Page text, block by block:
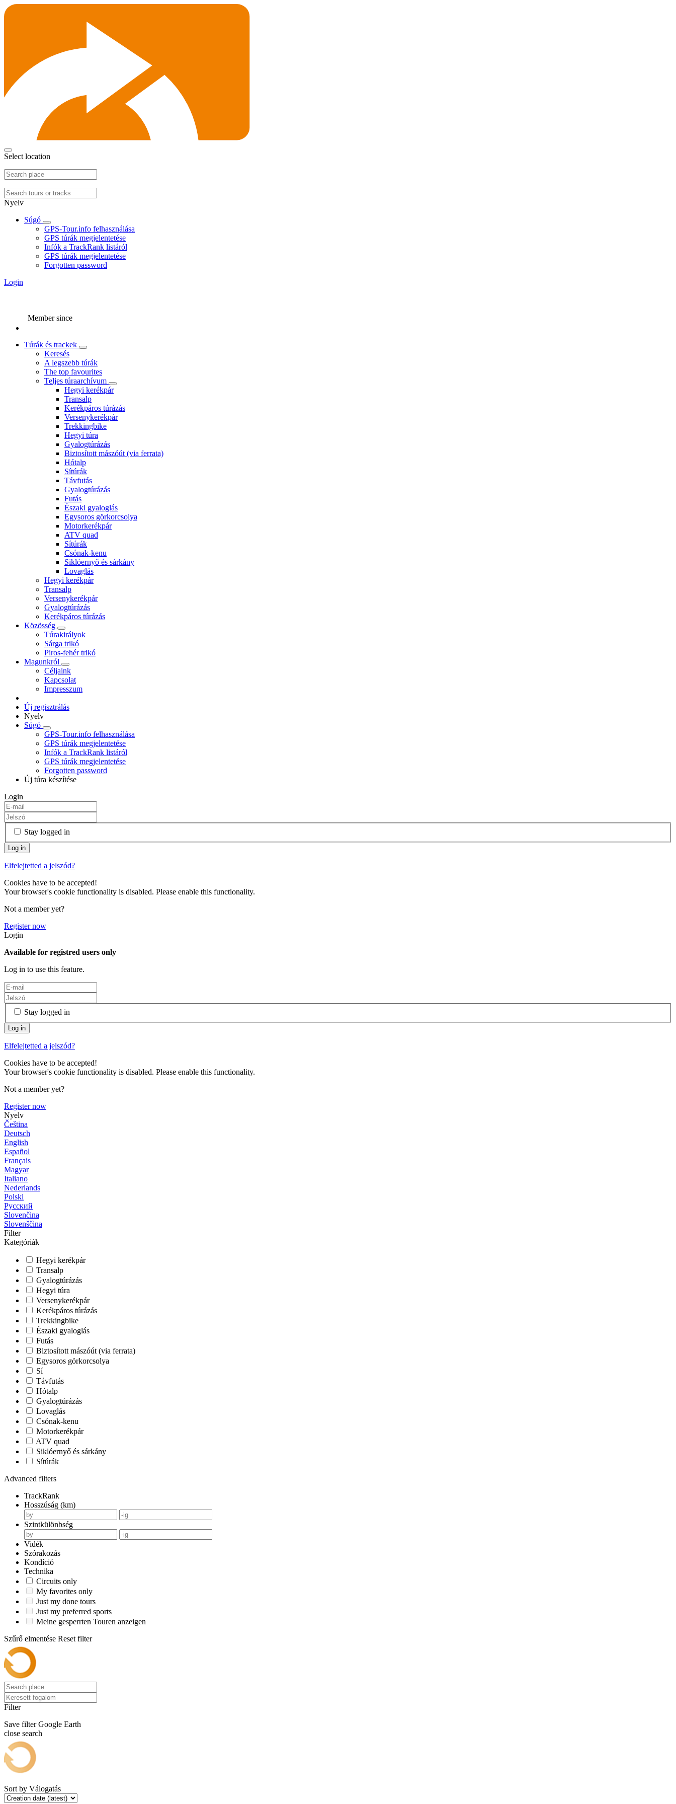
Select location
Nyelv
Súgó
GPS-Tour.info felhasználása
GPS túrák megjelentetése
Infók a TrackRank listáról
GPS túrák megjelentetése
Forgotten password
Login
Member since
Túrák és trackek
Keresés
A legszebb túrák
The top favourites
Teljes túraarchívum
Hegyi kerékpár
Transalp
Kerékpáros túrázás
Versenykerékpár
Trekkingbike
Hegyi túra
Gyalogtúrázás
Biztosított mászóút (via ferrata)
Hótalp
Sítúrák
Távfutás
Gyalogtúrázás
Futás
Északi gyaloglás
Egysoros görkorcsolya
Motorkerékpár
ATV quad
Sítúrák
Csónak-kenu
Siklóernyő és sárkány
Lovaglás
Hegyi kerékpár
Transalp
Versenykerékpár
Gyalogtúrázás
Kerékpáros túrázás
Közösség
Túrakirályok
Sárga trikó
Piros-fehér trikó
Magunkról
Céljaink
Kapcsolat
Impresszum
Új regisztrálás
Nyelv
Súgó
GPS-Tour.info felhasználása
GPS túrák megjelentetése
Infók a TrackRank listáról
GPS túrák megjelentetése
Forgotten password
Új túra készítése
Login
Stay logged in
Elfelejtetted a jelszód?
Cookies have to be accepted!
Your browser's cookie functionality is disabled. Please enable this functionality.
Not a member yet?
Register now
Login
Available for registred users only
Log in to use this feature.
Stay logged in
Elfelejtetted a jelszód?
Cookies have to be accepted!
Your browser's cookie functionality is disabled. Please enable this functionality.
Not a member yet?
Register now
Nyelv
Čeština
Deutsch
English
Español
Français
Magyar
Italiano
Nederlands
Polski
Русский
Slovenčina
Slovenščina
Filter
Kategóriák
Hegyi kerékpár
Transalp
Gyalogtúrázás
Hegyi túra
Versenykerékpár
Kerékpáros túrázás
Trekkingbike
Északi gyaloglás
Futás
Biztosított mászóút (via ferrata)
Egysoros görkorcsolya
Sí
Távfutás
Hótalp
Gyalogtúrázás
Lovaglás
Csónak-kenu
Motorkerékpár
ATV quad
Siklóernyő és sárkány
Sítúrák
Advanced filters
TrackRank
Hosszúság (km)
Szintkülönbség
Vidék
Szórakozás
Kondíció
Technika
Circuits only
My favorites only
Just my done tours
Just my preferred sports
Meine gesperrten Touren anzeigen
Szűrő elmentése Reset filter
Filter
Save filter Google Earth
close search
Sort by Válogatás